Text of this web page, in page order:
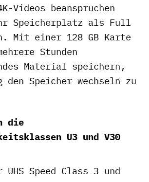
Videos beanspruchen
Speicherplatz als Full
Mit einer 128 GB Karte
Stunden
Material speichern,
den Speicher wechseln zu
die
U3 und V30
Speed Class 3 und